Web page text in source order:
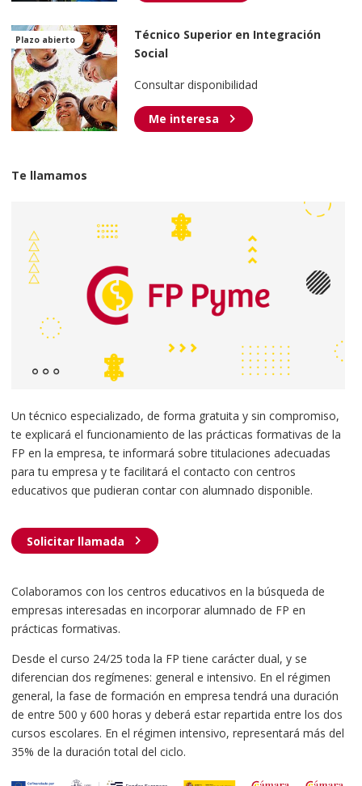
Plazo abierto
Técnico Superior en Integración
Social
Consultar disponibilidad
Me interesa chevron_right
Te llamamos
Un técnico especializado, de forma gratuita y sin compromiso,
te explicará el funcionamiento de las prácticas formativas de la
FP en la empresa, te informará sobre titulaciones adecuadas
para tu empresa y te facilitará el contacto con centros
educativos que pudieran contar con alumnado disponible.
Solicitar llamada chevron_right
Colaboramos con los centros educativos en la búsqueda de
empresas interesadas en incorporar alumnado de FP en
prácticas formativas.
Desde el curso 24/25 toda la FP tiene carácter dual, y se
diferencian dos regímenes: general e intensivo. En el régimen
general, la fase de formación en empresa tendrá una duración
de entre 500 y 600 horas y deberá estar repartida entre los dos
cursos escolares. En el régimen intensivo, representará más del
35% de la duración total del ciclo.